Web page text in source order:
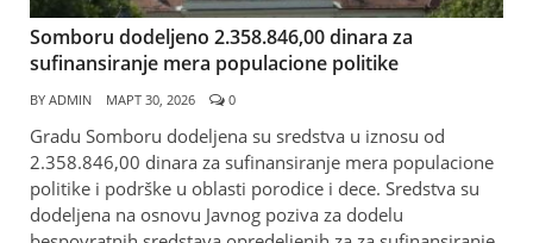
Somboru dodeljeno 2.358.846,00 dinara za
sufinansiranje mera populacione politike
BY ADMIN МАРТ 30, 2026 0
Gradu Somboru dodeljena su sredstva u iznosu od
2.358.846,00 dinara za sufinansiranje mera populacione
politike i podrške u oblasti porodice i dece. Sredstva su
dodeljena na osnovu Javnog poziva za dodelu